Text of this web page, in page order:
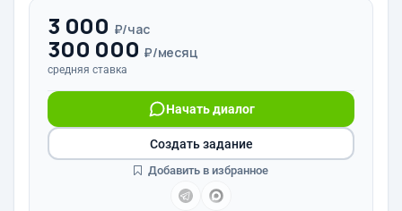
3 000 ₽/час
300 000 ₽/месяц
средняя ставка
Начать диалог
Создать задание
Добавить в избранное